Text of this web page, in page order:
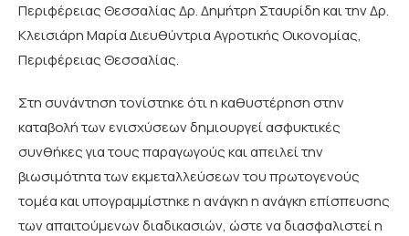
Περιφέρειας Θεσσαλίας Δρ. Δημήτρη Σταυρίδη και την Δρ.
Κλεισιάρη Μαρία Διευθύντρια Αγροτικής Οικονομίας,
Περιφέρειας Θεσσαλίας.
Στη συνάντηση τονίστηκε ότι η καθυστέρηση στην
καταβολή των ενισχύσεων δημιουργεί ασφυκτικές
συνθήκες για τους παραγωγούς και απειλεί την
βιωσιμότητα των εκμεταλλεύσεων του πρωτογενούς
τομέα και υπογραμμίστηκε η ανάγκη η ανάγκη επίσπευσης
των απαιτούμενων διαδικασιών, ώστε να διασφαλιστεί η